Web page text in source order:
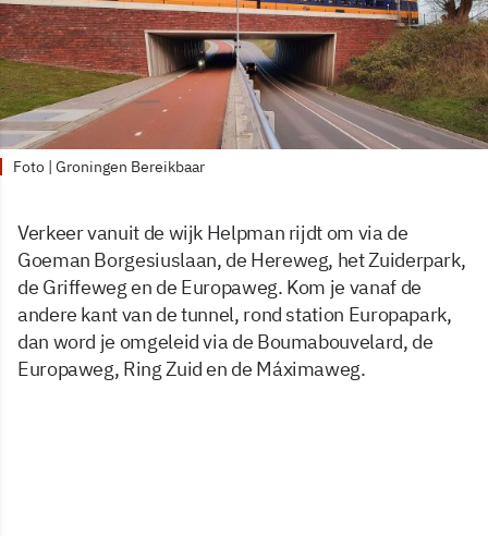
Foto | Groningen Bereikbaar
Verkeer vanuit de wijk Helpman rijdt om via de
Goeman Borgesiuslaan, de Hereweg, het Zuiderpark,
de Griffeweg en de Europaweg. Kom je vanaf de
andere kant van de tunnel, rond station Europapark,
dan word je omgeleid via de Boumabouvelard, de
Europaweg, Ring Zuid en de Máximaweg.